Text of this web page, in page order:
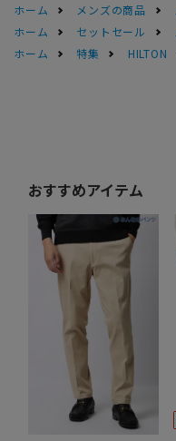
ホーム
メンズの商品
ホーム
セットセール
ホーム
特集 HILTON